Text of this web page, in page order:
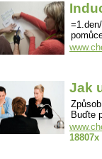
Jak
Buďte
18807x